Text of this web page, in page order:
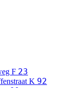
F 23
K 92